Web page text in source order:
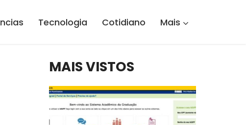
Tecnologia Cotidiano Mais
MAIS VISTOS